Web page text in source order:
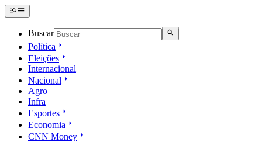
Buscar
Política
Eleições
Internacional
Nacional
Agro
Infra
Esportes
Economia
CNN Money